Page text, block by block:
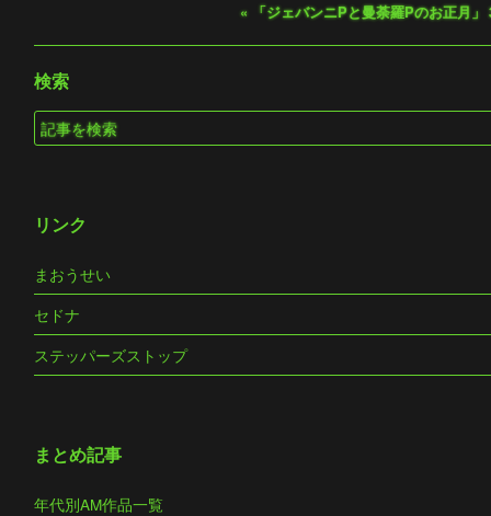
« 「ジェバンニPと曼荼羅Pのお正月
検索
リンク
まおうせい
セドナ
ステッパーズストップ
まとめ記事
年代別AM作品一覧